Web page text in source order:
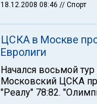
18.12.2008 08:46 // Спорт
ЦСКА в Москве
Евролиги
Начался восьмой
Московский ЦСКА
"Реалу" 78:82.